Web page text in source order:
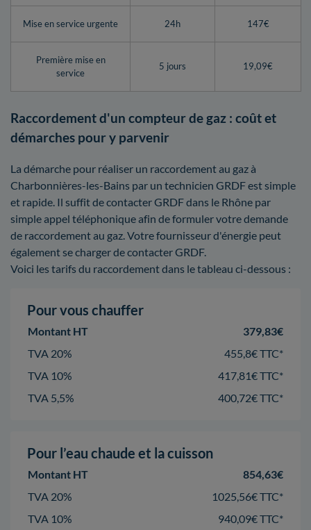
Mise en service urgente 24h 147€
Première mise en
service
5 jours 19,09€
Raccordement d'un compteur de gaz : coût et
démarches pour y parvenir
La démarche pour réaliser un raccordement au gaz à
Charbonnières-les-Bains par un technicien GRDF est simple
et rapide. Il suffit de contacter GRDF dans le Rhône par
simple appel téléphonique afin de formuler votre demande
de raccordement au gaz. Votre fournisseur d'énergie peut
également se charger de contacter GRDF.
Voici les tarifs du raccordement dans le tableau ci-dessous :
Pour vous chauffer
Montant HT
379,83€
TVA 20%
455,8€ TTC*
TVA 10%
417,81€ TTC*
TVA 5,5%
400,72€ TTC*
Pour l’eau chaude et la cuisson
Montant HT
854,63€
TVA 20%
1025,56€ TTC*
TVA 10%
940,09€ TTC*